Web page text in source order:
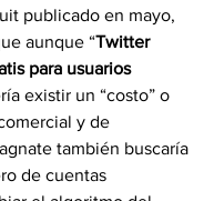
publicado en mayo,
aunque “Twitter
para usuarios
existir un “costo” o
y de
también buscaría
de cuentas